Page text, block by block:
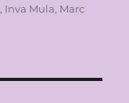
, Inva Mula, Marc